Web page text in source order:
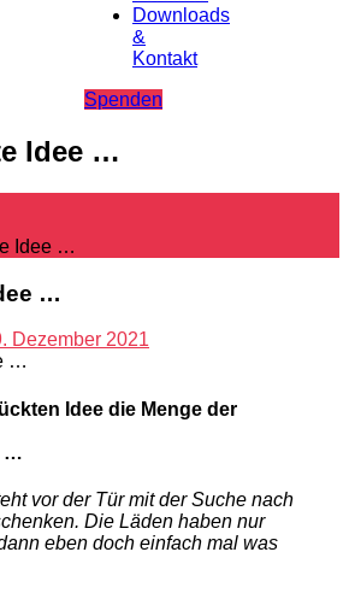
Downloads
&
Kontakt
Spenden
Idee …
Idee …
…
Dezember 2021
Idee die Menge der
…
vor der Tür mit der Suche nach
Die Läden haben nur
eben doch einfach mal was